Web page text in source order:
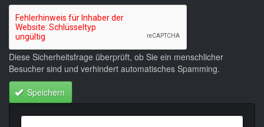
Diese Sicherheitsfrage überprüft, ob Sie ein menschlicher
Besucher sind und verhindert automatisches Spamming.
Speichern